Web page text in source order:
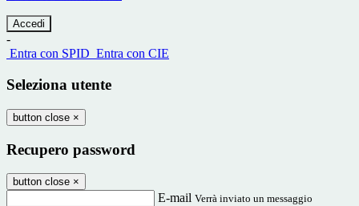
-
Entra con SPID Entra con CIE
Seleziona utente
button close ×
Recupero password
button close ×
E-mail Verrà inviato un messaggio